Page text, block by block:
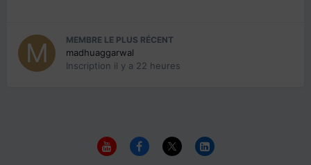
MEMBRE LE PLUS RÉCENT
madhuaggarwal
Inscription il y a 22 heures